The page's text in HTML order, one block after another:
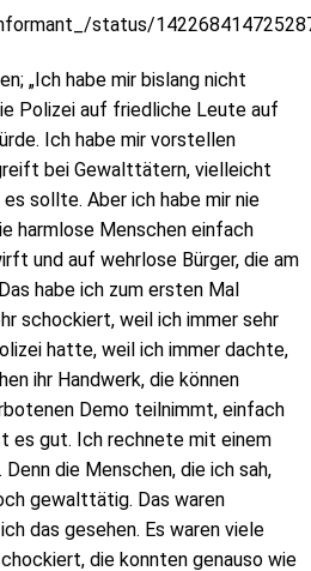
status/
„Ich habe mir bislang nicht
Polizei auf friedliche Leute auf
Ich habe mir vorstellen
bei Gewalttätern, vielleicht
sollte. Aber ich habe mir nie
harmlose Menschen einfach
und auf wehrlose Bürger, die am
habe ich zum ersten Mal
schockiert, weil ich immer sehr
hatte, weil ich immer dachte,
ihr Handwerk, die können
Demo teilnimmt, einfach
es gut. Ich rechnete mit einem
die Menschen, die ich sah,
gewalttätig. Das waren
das gesehen. Es waren viele
die konnten genauso wie